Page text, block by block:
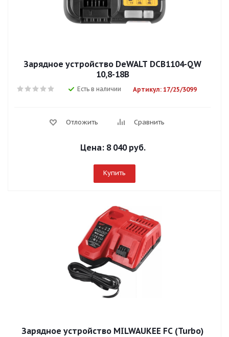
Зарядное устройство DeWALT DCB1104-QW
10,8-18В
Есть в наличии Артикул: 17/25/3099
Отложить Сравнить
Цена: 8 040 руб.
Купить
Зарядное устройство MILWAUKEE FC (Turbo)